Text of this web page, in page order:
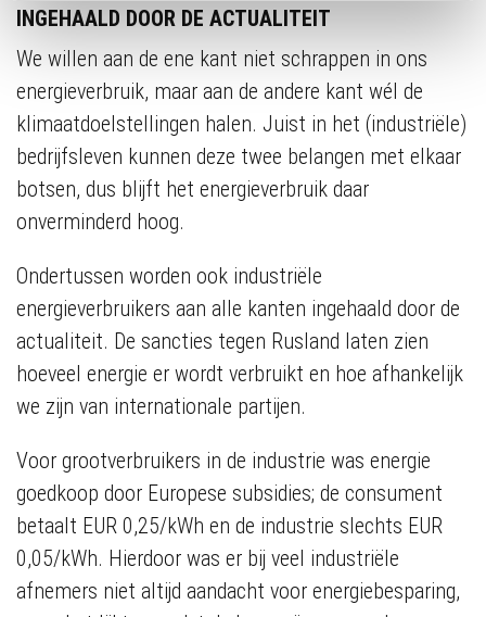
INGEHAALD DOOR DE ACTUALITEIT
We willen aan de ene kant niet schrappen in ons
energieverbruik, maar aan de andere kant wél de
klimaatdoelstellingen halen. Juist in het (industriële)
bedrijfsleven kunnen deze twee belangen met elkaar
botsen, dus blijft het energieverbruik daar
onverminderd hoog.
Ondertussen worden ook industriële
energieverbruikers aan alle kanten ingehaald door de
actualiteit. De sancties tegen Rusland laten zien
hoeveel energie er wordt verbruikt en hoe afhankelijk
we zijn van internationale partijen.
Voor grootverbruikers in de industrie was energie
goedkoop door Europese subsidies; de consument
betaalt EUR 0,25/kWh en de industrie slechts EUR
0,05/kWh. Hierdoor was er bij veel industriële
afnemers niet altijd aandacht voor energiebesparing,